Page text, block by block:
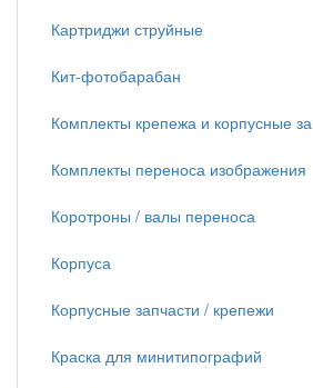
Картриджи струйные
Кит-фотобарабан
Комплекты крепежа и корпусные за
Комплекты переноса изображения
Коротроны / валы переноса
Корпуса
Корпусные запчасти / крепежи
Краска для минитипографий